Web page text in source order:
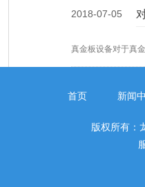
2018-07-05
真金板设备对于真
首页 新闻
版权所有：